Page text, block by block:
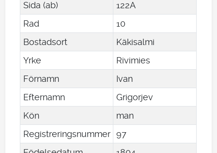
Sida (ab)
122A
Rad
10
Bostadsort
Käkisalmi
Yrke
Rivimies
Förnamn
Ivan
Efternamn
Grigorjev
Kön
man
Registreringsnummer 97